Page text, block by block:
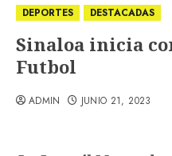
DEPORTES DESTACADAS
Sinaloa inicia
Futbol
ADMIN JUNIO 21, 2023